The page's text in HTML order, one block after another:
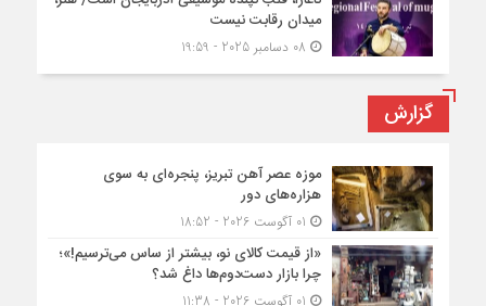
میدان رقابت نیست
گزارش
موزه عصر آهن تبریز، پنجره‌ای به سوی
هزاره‌های دور
«از قیمت کالای نو، بیشتر از ساس می‌ترسیم!»؛
چرا بازار دست‌دوم‌ها داغ شد؟